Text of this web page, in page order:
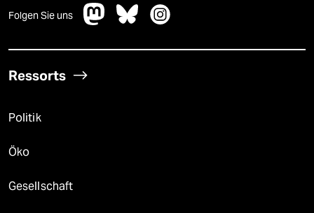
Folgen Sie uns
Ressorts
Politik
Öko
Gesellschaft